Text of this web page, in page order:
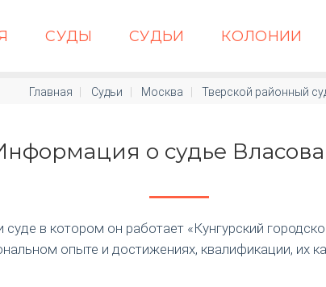
СУДЫ СУДЬИ КОЛОНИИ
Главная Судьи Москва Тверской районный
о судье Власова
в котором он работает «Кунгурский
опыте и достижениях, квалификации, их